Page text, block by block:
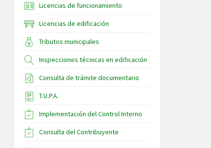
Licencias de funcionamiento
Licencias de edificación
Tributos municipales
Inspecciones técnicas en edificación
Consulta de trámite documentario
T.U.P.A.
Implementación del Control Interno
Consulta del Contribuyente